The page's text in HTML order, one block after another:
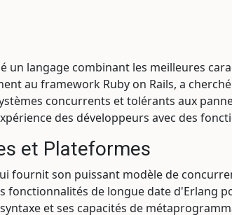
un langage combinant les meilleures
au framework Ruby on Rails, a
concurrents et tolérants aux
des développeurs avec des
et Plateformes
fournit son puissant modèle de
fonctionnalités de longue date d'Erlang
et ses capacités de